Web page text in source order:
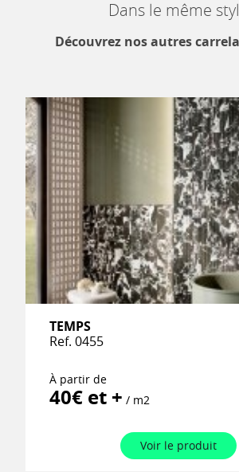
Dans le même
Découvrez nos autres
TEMPS
Ref. 0455
À partir de
40€ et + / m2
Voir le produit